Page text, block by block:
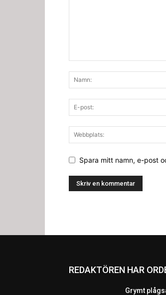
Spara mitt namn, e-post
REDAKTÖREN HAR
Grymt